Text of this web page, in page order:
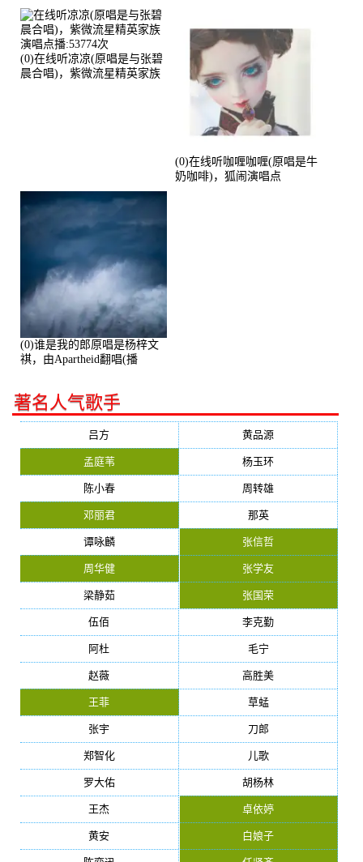
(0)在线听凉凉(原唱是与张碧
晨合唱)，紫微流星精英家族
(0)在线听咖喱咖喱(原唱是牛
奶咖啡)，狐闹演唱点
(0)谁是我的郎原唱是杨梓文
祺，由Apartheid翻唱(播
著名人气歌手
吕方 黄品源
孟庭苇 杨玉环
陈小春 周转雄
邓丽君 那英
谭咏麟 张信哲
周华健 张学友
梁静茹 张国荣
伍佰 李克勤
阿杜 毛宁
赵薇 高胜美
王菲 草蜢
张宇 刀郎
郑智化 儿歌
罗大佑 胡杨林
王杰 卓依婷
黄安 白娘子